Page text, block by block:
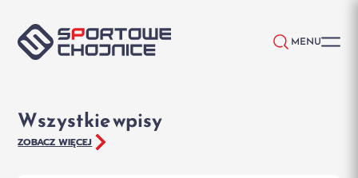
MENU
Wszystkie wpisy
ZOBACZ WIĘCEJ